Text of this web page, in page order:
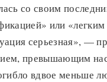
со своим
или
серьезная», —
превышающим
вдвое меньше